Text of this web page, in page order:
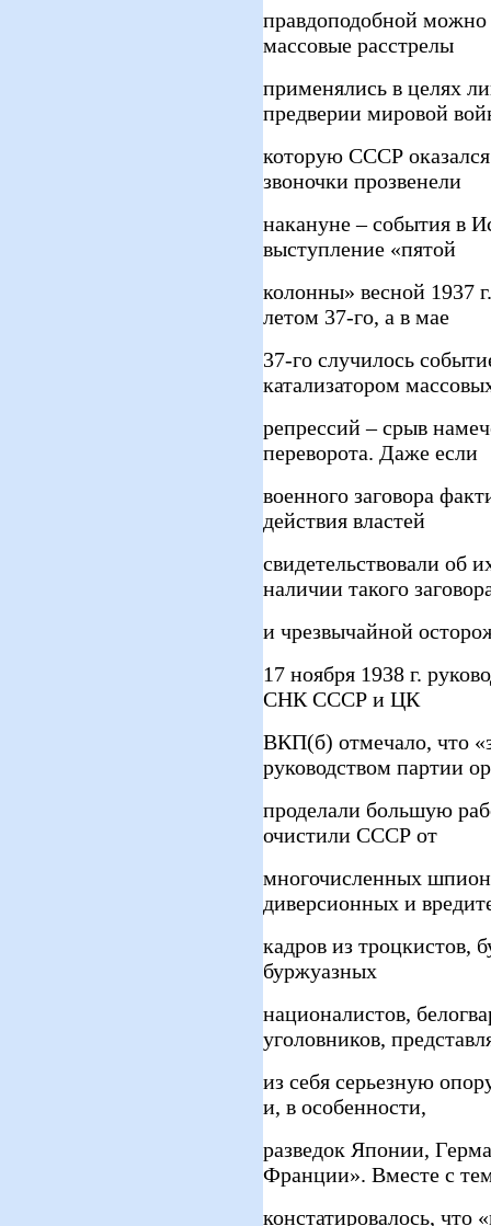
правдоподобной можно
массовые расстрелы
применялись в целях
предверии мировой
которую СССР
звоночки прозвенели
накануне – события в
выступление «пятой
колонны» весной 1937
летом 37-го, а в мае
37-го случилось
катализатором
репрессий – срыв
переворота. Даже если
военного заговора
действия властей
свидетельствовали об
наличии такого
и чрезвычайной
17 ноября 1938 г.
СНК СССР и ЦК
ВКП(б) отмечало, что
руководством партии
проделали большую
очистили СССР от
многочисленных
диверсионных и
кадров из троцкистов,
буржуазных
националистов,
уголовников,
из себя серьезную
и, в особенности,
разведок Японии,
Франции». Вместе с
констатировалось, что